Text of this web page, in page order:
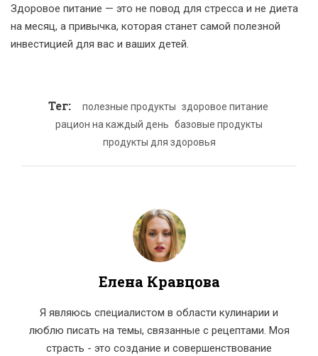
Здоровое питание — это не повод для стресса и не диета
на месяц, а привычка, которая станет самой полезной
инвестицией для вас и ваших детей.
Тег: полезные продукты здоровое питание
рацион на каждый день базовые продукты
продукты для здоровья
Елена Кравцова
Я являюсь специалистом в области кулинарии и
люблю писать на темы, связанные с рецептами. Моя
страсть - это создание и совершенствование